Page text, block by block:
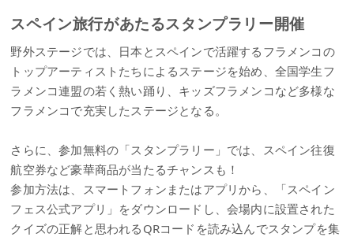
スペイン旅行があたるスタンプラリー開催
野外ステージでは、日本とスペインで活躍するフラメンコの
トップアーティストたちによるステージを始め、全国学生フ
ラメンコ連盟の若く熱い踊り、キッズフラメンコなど多様な
フラメンコで充実したステージとなる。
さらに、参加無料の「スタンプラリー」では、スペイン往復
航空券など豪華商品が当たるチャンスも！
参加方法は、スマートフォンまたはアプリから、「スペイン
フェス公式アプリ」をダウンロードし、会場内に設置された
クイズの正解と思われるQRコードを読み込んでスタンプを集